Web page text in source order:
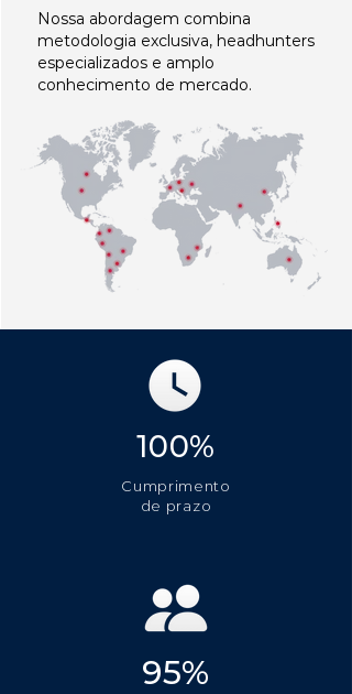
Nossa abordagem combina
metodologia exclusiva, headhunters
especializados e amplo
conhecimento de mercado.
100%
Cumprimento
de prazo
95%